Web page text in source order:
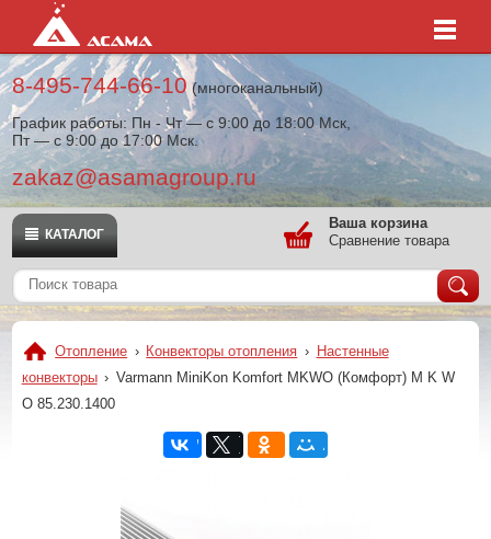
8-495-744-66-10(многоканальный)
График работы: Пн - Чт — с 9:00 до 18:00 Мск,
Пт — с 9:00 до 17:00 Мск.
zakaz@asamagroup.ru
КАТАЛОГ
Ваша корзина
Сравнение товара
Отопление › Конвекторы отопления ›
Настенные
конвекторы › Varmann MiniKon Komfort MKWO (Комфорт) M K W
O 85.230.1400